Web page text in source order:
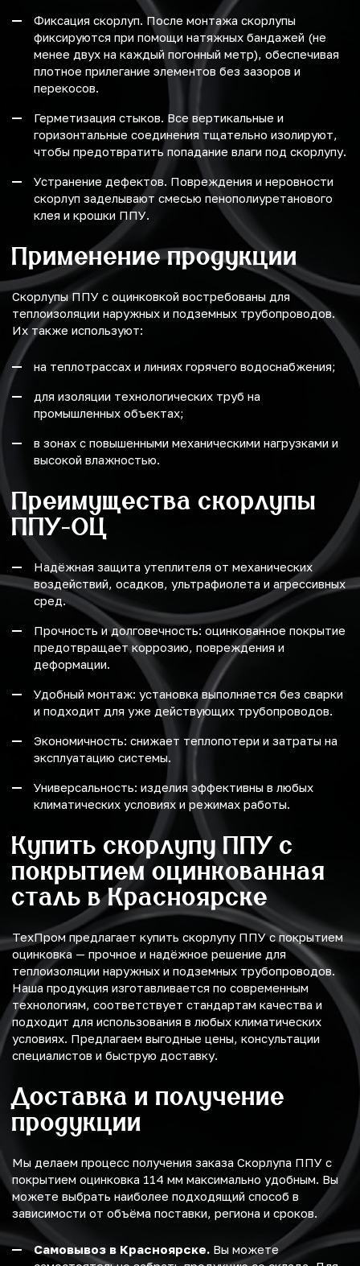
Фиксация скорлуп. После монтажа скорлупы
фиксируются при помощи натяжных бандажей (не
менее двух на каждый погонный метр), обеспечивая
плотное прилегание элементов без зазоров и
перекосов.
Герметизация стыков. Все вертикальные и
горизонтальные соединения тщательно изолируют,
чтобы предотвратить попадание влаги под скорлупу.
Устранение дефектов. Повреждения и неровности
скорлуп заделывают смесью пенополиуретанового
клея и крошки ППУ.
Применение продукции
Скорлупы ППУ с оцинковкой востребованы для
теплоизоляции наружных и подземных трубопроводов.
Их также используют:
на теплотрассах и линиях горячего водоснабжения;
для изоляции технологических труб на
промышленных объектах;
в зонах с повышенными механическими нагрузками и
высокой влажностью.
Преимущества скорлупы
ППУ-ОЦ
Надёжная защита утеплителя от механических
воздействий, осадков, ультрафиолета и агрессивных
сред.
Прочность и долговечность: оцинкованное покрытие
предотвращает коррозию, повреждения и
деформации.
Удобный монтаж: установка выполняется без сварки
и подходит для уже действующих трубопроводов.
Экономичность: снижает теплопотери и затраты на
эксплуатацию системы.
Универсальность: изделия эффективны в любых
климатических условиях и режимах работы.
Купить скорлупу ППУ с
покрытием оцинкованная
сталь в Красноярске
ТехПром предлагает купить скорлупу ППУ с покрытием
оцинковка — прочное и надёжное решение для
теплоизоляции наружных и подземных трубопроводов.
Наша продукция изготавливается по современным
технологиям, соответствует стандартам качества и
подходит для использования в любых климатических
условиях. Предлагаем выгодные цены, консультации
специалистов и быструю доставку.
Доставка и получение
продукции
Мы делаем процесс получения заказа Скорлупа ППУ с
покрытием оцинковка 114 мм максимально удобным. Вы
можете выбрать наиболее подходящий способ в
зависимости от объёма поставки, региона и сроков.
Самовывоз в Красноярске. Вы можете